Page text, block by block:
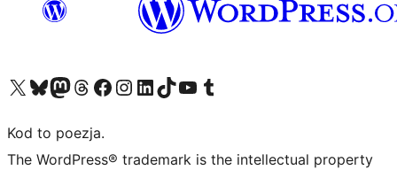
Odwiedź nasze konto X (dawniej Twitter)
Odwiedź nasze konto Bluesky
Odwiedź nasze konto na Mastodoncie
Odwiedź naszego Threadsa
Odwiedź naszego Facebooka
Odwiedź nasze konto na Instagramie
Odwiedź nasze konto na LinkedIn
Odwiedź naszego TikToka
Odwiedź nasz kanał YouTube
Odwiedź naszego Tumblra
Kod to poezja.
The WordPress® trademark is the intellectual property